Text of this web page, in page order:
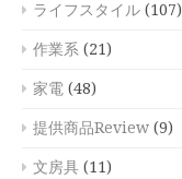
ライフスタイル (107)
作業系 (21)
家電 (48)
提供商品Review (9)
文房具 (11)